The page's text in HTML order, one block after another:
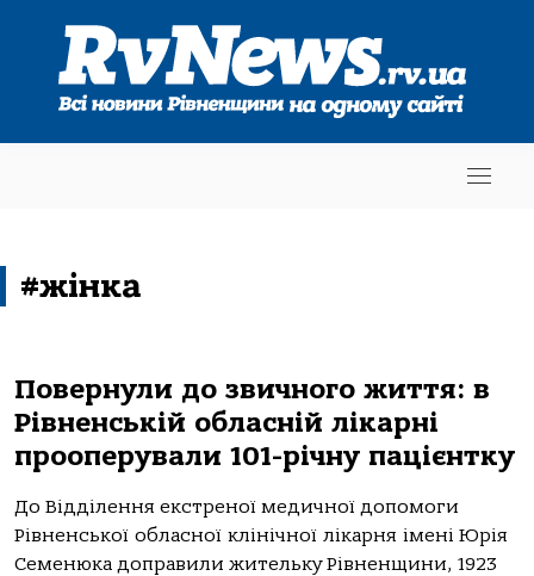
#жінка
Повернули до звичного життя: в
Рівненській обласній лікарні
прооперували 101-річну пацієнтку
До Відділення екстреної медичної допомоги
Рівненської обласної клінічної лікарня імені Юрія
Семенюка доправили жительку Рівненщини, 1923